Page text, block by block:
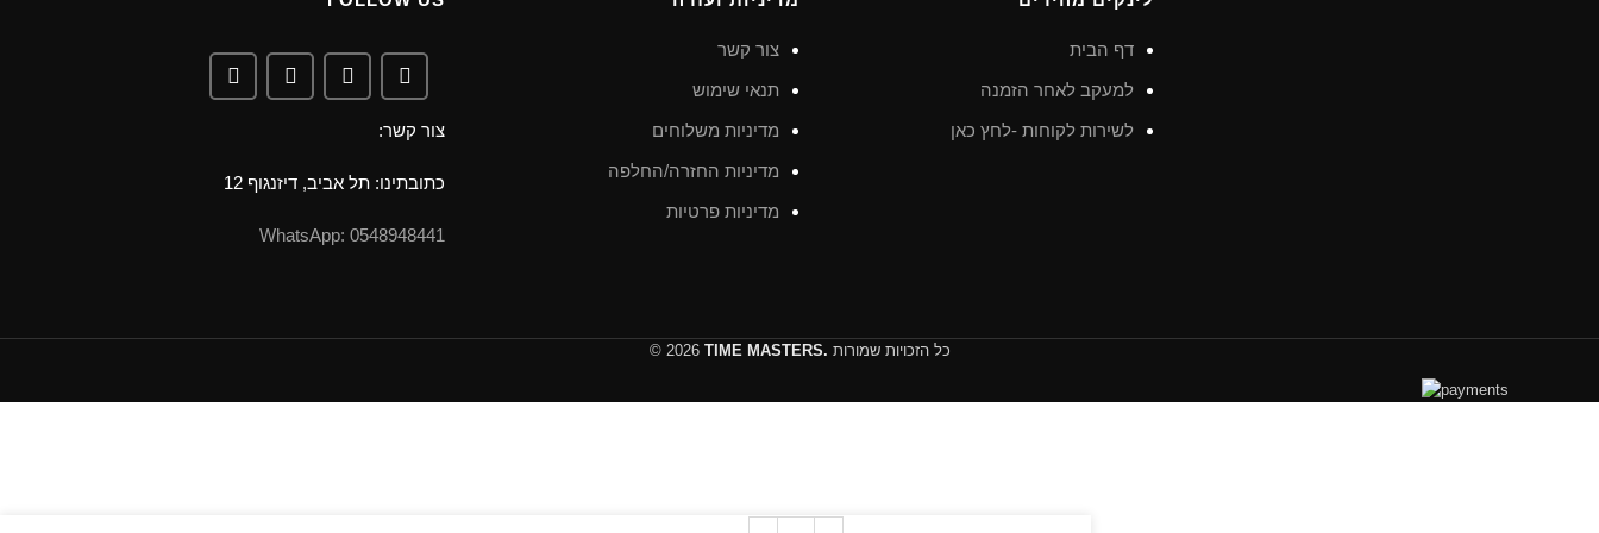
דף הבית
למעקב לאחר הזמנה
לשירות לקוחות -לחץ כאן
צור קשר
תנאי שימוש
מדיניות משלוחים
מדיניות החזרה/החלפה
מדיניות פרטיות
צור קשר:
כתובתינו: תל אביב, דיזנגוף 12
0548948441 :WhatsApp
© 2026 TIME MASTERS. כל הזכויות שמורות